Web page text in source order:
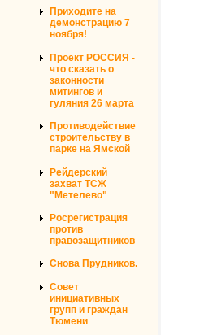
Приходите на
демонстрацию 7
ноября!
Проект РОССИЯ -
что сказать о
законности
митингов и
гуляния 26 марта
Противодействие
строительству в
парке на Ямской
Рейдерский
захват ТСЖ
"Метелево"
Росрегистрация
против
правозащитников
Снова Прудников.
Совет
инициативных
групп и граждан
Тюмени